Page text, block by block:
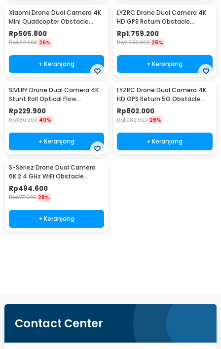
Xiaomi Drone Dual Camera 4K
Mini Quadcopter Obstacle
Avoid 1800mAh - 4DRC V30
Rp505.800
Rp682.900 26%
+ Keranjang
LYZRC Drone Dual Camera 4K
HD GPS Return Obstacle
Avoidance 1600mAh - L200 PRO
MAX
Rp1.759.200
Rp2.339.900 25%
+ Keranjang
SIVERY Drone Dual Camera 4K
Stunt Roll Optical Flow
Hovering 1800mAh - H16
Rp229.900
Rp380.900 40%
+ Keranjang
LYZRC Drone Dual Camera 4K
HD GPS Return 5G Obstacle
Avoidance 2200mAh - L900
PRO
Rp802.000
Rp1.082.900 26%
+ Keranjang
S-Seriez Drone Dual Camera
6K 2.4 GHz WiFi Obstacle
Avoidance 1800mAh - S2S
Rp494.600
Rp677.900 28%
+ Keranjang
Contact Center